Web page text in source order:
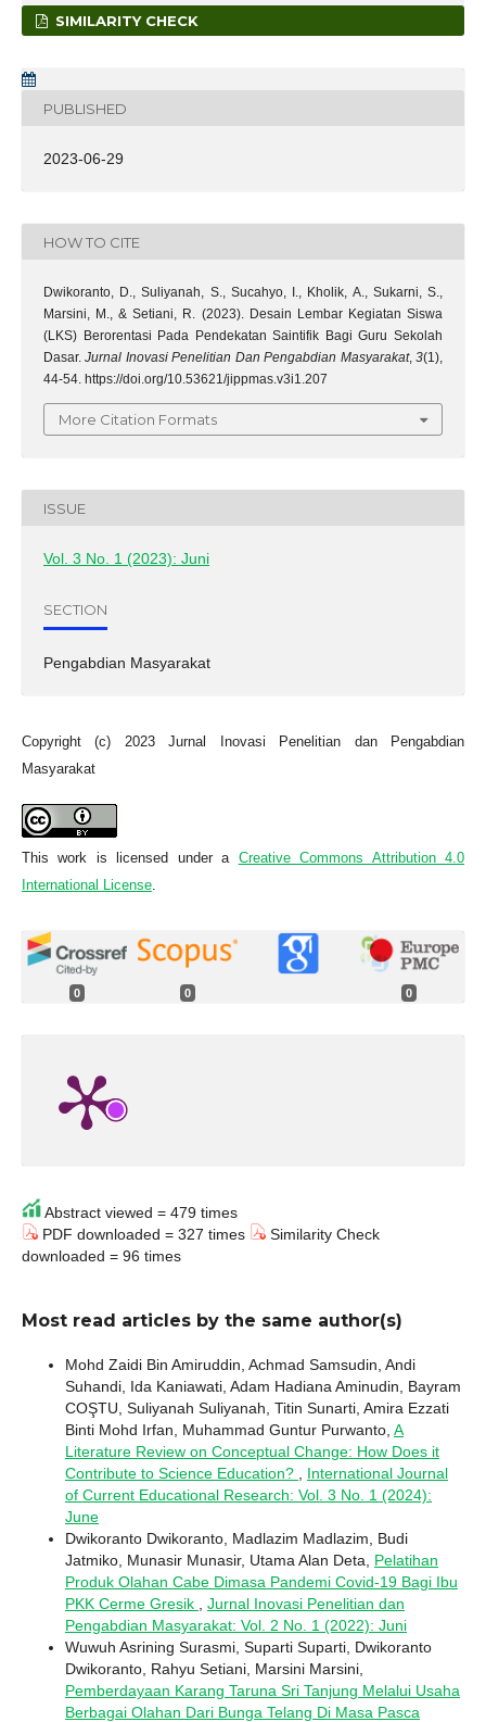
SIMILARITY CHECK
PUBLISHED
2023-06-29
HOW TO CITE
Dwikoranto, D., Suliyanah, S., Sucahyo, I., Kholik, A., Sukarni, S.,
Marsini, M., & Setiani, R. (2023). Desain Lembar Kegiatan Siswa
(LKS) Berorentasi Pada Pendekatan Saintifik Bagi Guru Sekolah
Dasar.Jurnal Inovasi Penelitian Dan Pengabdian Masyarakat,3(1),
44-54. https://doi.org/10.53621/jippmas.v3i1.207
More Citation Formats
ISSUE
Vol. 3 No. 1 (2023): Juni
SECTION
Pengabdian Masyarakat
Copyright (c) 2023 Jurnal Inovasi Penelitian dan Pengabdian
Masyarakat
This work is licensed under a Creative Commons Attribution 4.0
International License.
0 0 0
Abstract viewed = 479 times
PDF downloaded = 327 times
Similarity Check
downloaded = 96 times
Most read articles by the same author(s)
Mohd Zaidi Bin Amiruddin, Achmad Samsudin, Andi
Suhandi, Ida Kaniawati, Adam Hadiana Aminudin, Bayram
COŞTU, Suliyanah Suliyanah, Titin Sunarti, Amira Ezzati
Binti Mohd Irfan, Muhammad Guntur Purwanto, A
Literature Review on Conceptual Change: How Does it
Contribute to Science Education?
International Journal
of Current Educational Research: Vol. 3 No. 1 (2024):
June
Dwikoranto Dwikoranto, Madlazim Madlazim, Budi
Jatmiko, Munasir Munasir, Utama Alan Deta, Pelatihan
Produk Olahan Cabe Dimasa Pandemi Covid-19 Bagi Ibu
PKK Cerme Gresik
Jurnal Inovasi Penelitian dan
Pengabdian Masyarakat: Vol. 2 No. 1 (2022): Juni
Wuwuh Asrining Surasmi, Suparti Suparti, Dwikoranto
Dwikoranto, Rahyu Setiani, Marsini Marsini,
Pemberdayaan Karang Taruna Sri Tanjung Melalui Usaha
Berbagai Olahan Dari Bunga Telang Di Masa Pasca